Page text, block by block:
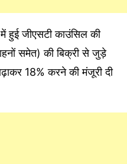
में हुई जीएसटी काउंस‍िल की
समेत) की बिक्री से जुड़े
18% करने की मंजूरी दी